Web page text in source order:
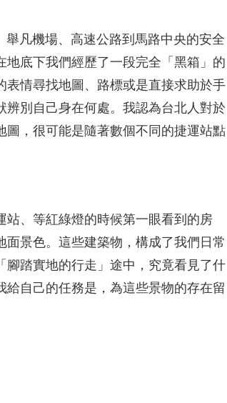
舉凡機場、高速公路到馬路中央的安全
底下我們經歷了一段完全「黑箱」的
情尋找地圖、路標或是直接求助於手
別自己身在何處。我認為台北人對於
，很可能是隨著數個不同的捷運站點
、等紅綠燈的時候第一眼看到的房
景色。這些建築物，構成了我們日常
踏實地的行走」途中，究竟看見了什
自己的任務是，為這些景物的存在留